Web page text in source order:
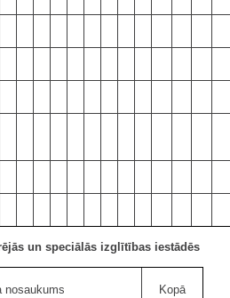
un speciālās izglītības iestādēs
nosaukums Kopā